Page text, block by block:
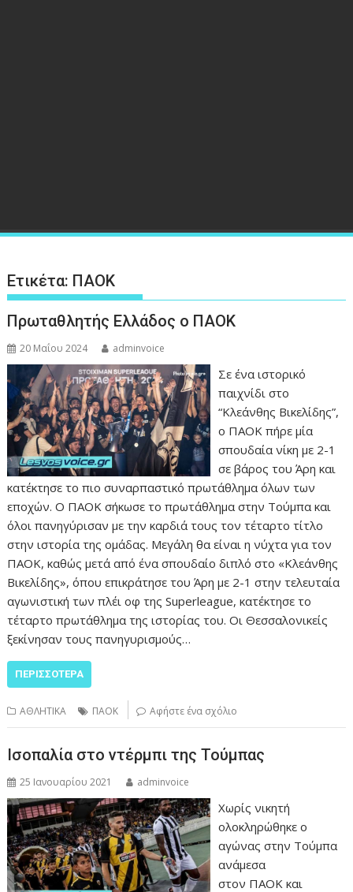
Ετικέτα: ΠΑΟΚ
Πρωταθλητής Ελλάδος ο ΠΑΟΚ
20 Μαΐου 2024 adminvoice
Σε ένα ιστορικό
παιχνίδι στο
“Κλεάνθης Βικελίδης”,
ο ΠΑΟΚ πήρε μία
σπουδαία νίκη με 2-1
σε βάρος του Άρη και
κατέκτησε το πιο συναρπαστικό πρωτάθλημα όλων των
εποχών. Ο ΠΑΟΚ σήκωσε το πρωτάθλημα στην Τούμπα και
όλοι πανηγύρισαν με την καρδιά τους τον τέταρτο τίτλο
στην ιστορία της ομάδας. Μεγάλη θα είναι η νύχτα για τον
ΠΑΟΚ, καθώς μετά από ένα σπουδαίο διπλό στο «Κλεάνθης
Βικελίδης», όπου επικράτησε του Άρη με 2-1 στην τελευταία
αγωνιστική των πλέι οφ της Superleague, κατέκτησε το
τέταρτο πρωτάθλημα της ιστορίας του. Οι Θεσσαλονικείς
ξεκίνησαν τους πανηγυρισμούς…
ΠΕΡΙΣΣΌΤΕΡΑ
ΑΘΛΗΤΙΚΑ ΠΑΟΚ Αφήστε ένα σχόλιο
Ισοπαλία στο ντέρμπι της Τούμπας
25 Ιανουαρίου 2021 adminvoice
Χωρίς νικητή
ολοκληρώθηκε ο
αγώνας στην Τούμπα
ανάμεσα
στον ΠΑΟΚ και